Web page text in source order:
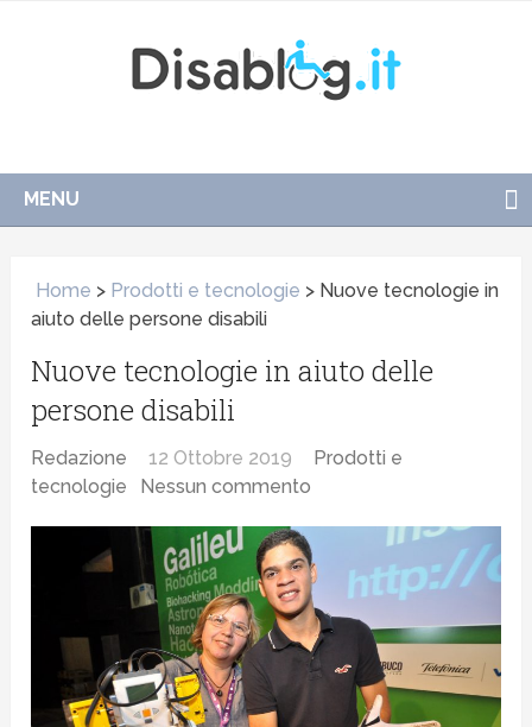
MENU
Home > Prodotti e tecnologie > Nuove tecnologie in
aiuto delle persone disabili
Nuove tecnologie in aiuto delle
persone disabili
Redazione 12 Ottobre 2019
Prodotti e
tecnologie
Nessun commento